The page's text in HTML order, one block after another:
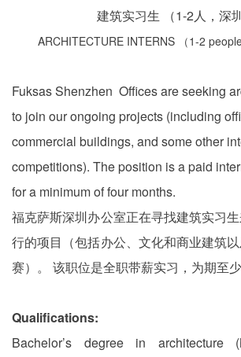
建筑实习生 （1-2人，深圳
ARCHITECTURE INTERNS （1-2
Fuksas Shenzhen Offices are seeking
to join our ongoing projects (including
commercial buildings, and some other
competitions). The position is a paid
for a minimum of four months.
福克萨斯深圳办公室正在寻找建筑实习
行的项目（包括办公、文化和商业建筑
赛）。 该职位是全职带薪实习，为期至少
Qualifications:
Bachelor’s degree in architecture